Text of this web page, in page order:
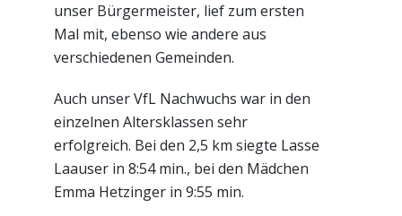
unser Bürgermeister, lief zum ersten
Mal mit, ebenso wie andere aus
verschiedenen Gemeinden.
Auch unser VfL Nachwuchs war in den
einzelnen Altersklassen sehr
erfolgreich. Bei den 2,5 km siegte Lasse
Laauser in 8:54 min., bei den Mädchen
Emma Hetzinger in 9:55 min.